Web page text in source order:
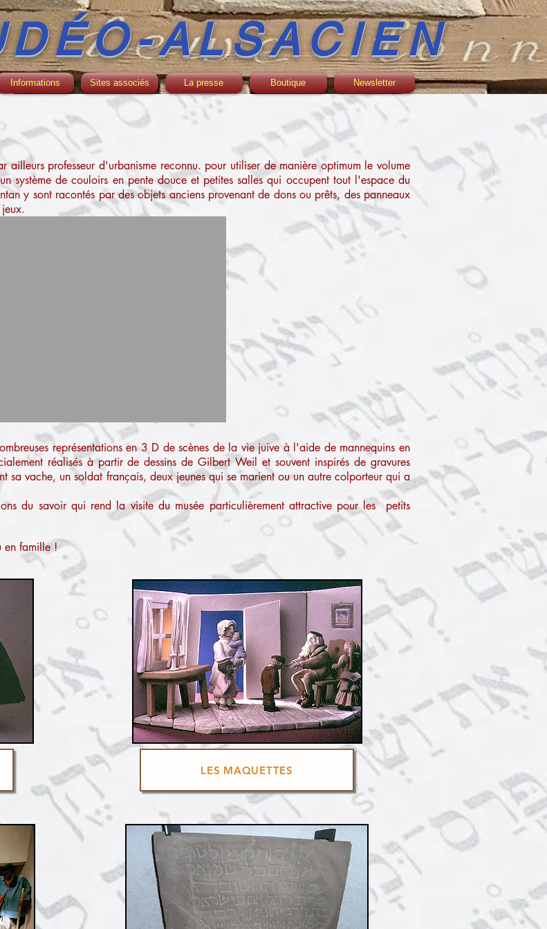
Informations Sites associés La presse Boutique Newsletter
ALSACIEN
professeur d'urbanisme reconnu. pour utiliser de manière optimum le volume
système de couloirs en pente douce et petites salles qui occupent tout l'espace du
y sont racontés par des objets anciens provenant de dons ou prêts, des panneaux
représentations en 3 D de scènes de la vie juive à l'aide de mannequins en
réalisés à partir de dessins de Gilbert Weil et souvent inspirés de gravures
sa vache, un soldat français, deux jeunes qui se marient ou un autre colporteur qui a
du savoir qui rend la visite du musée particulièrement attractive pour les petits
en famille !
LES MAQUETTES